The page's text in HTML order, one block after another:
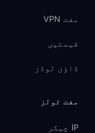
مفت VPN
قیمتیں
ڈاؤن لوڈز
مفت ٹولز
IP چیکر